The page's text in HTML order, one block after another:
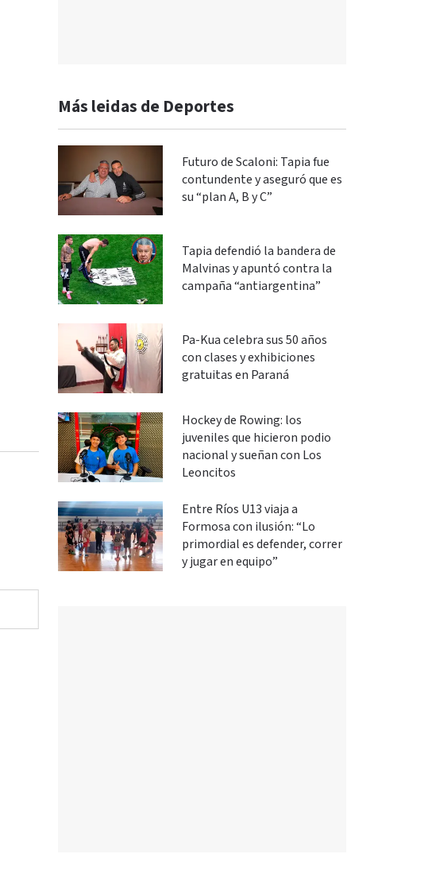
Más leidas de Deportes
Futuro de Scaloni: Tapia fue
contundente y aseguró que es
su “plan A, B y C”
Tapia defendió la bandera de
Malvinas y apuntó contra la
campaña “antiargentina”
Pa-Kua celebra sus 50 años
con clases y exhibiciones
gratuitas en Paraná
Hockey de Rowing: los
juveniles que hicieron podio
nacional y sueñan con Los
Leoncitos
Entre Ríos U13 viaja a
Formosa con ilusión: “Lo
primordial es defender, correr
y jugar en equipo”